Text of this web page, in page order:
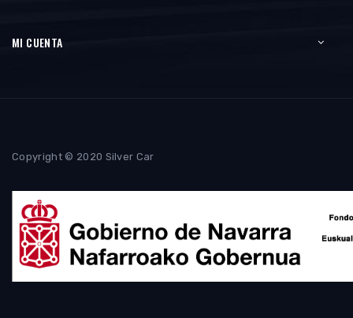
Copyright © 2020 Silver Car